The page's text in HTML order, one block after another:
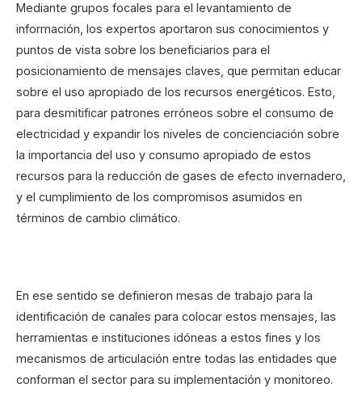
Mediante grupos focales para el levantamiento de
información, los expertos aportaron sus conocimientos y
puntos de vista sobre los beneficiarios para el
posicionamiento de mensajes claves, que permitan educar
sobre el uso apropiado de los recursos energéticos. Esto,
para desmitificar patrones erróneos sobre el consumo de
electricidad y expandir los niveles de concienciación sobre
la importancia del uso y consumo apropiado de estos
recursos para la reducción de gases de efecto invernadero,
y el cumplimiento de los compromisos asumidos en
términos de cambio climático.
En ese sentido se definieron mesas de trabajo para la
identificación de canales para colocar estos mensajes, las
herramientas e instituciones idóneas a estos fines y los
mecanismos de articulación entre todas las entidades que
conforman el sector para su implementación y monitoreo.